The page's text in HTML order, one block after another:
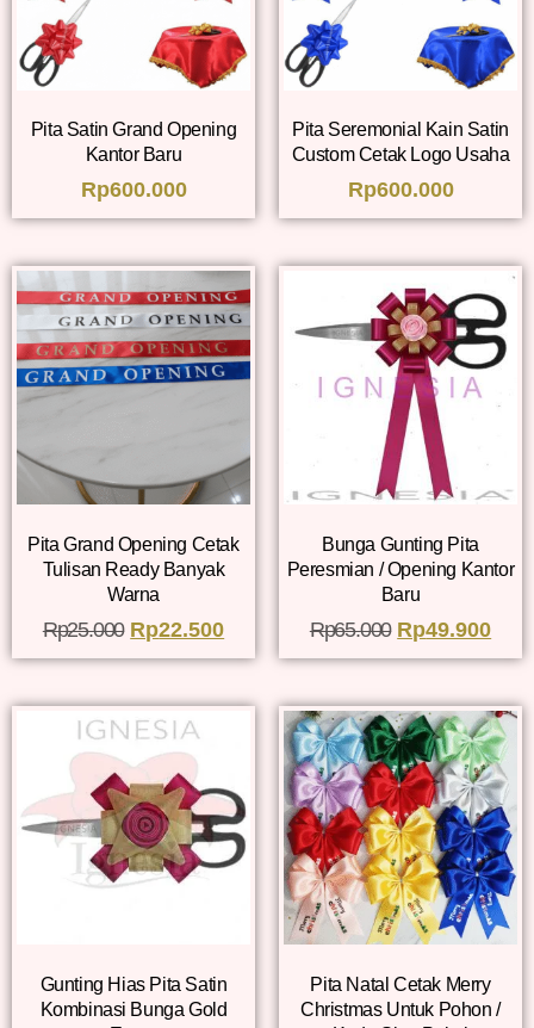
Pita Satin Grand Opening
Kantor Baru
Rp600.000
Pita Seremonial Kain Satin
Custom Cetak Logo Usaha
Rp600.000
Pita Grand Opening Cetak
Tulisan Ready Banyak
Warna
Rp25.000 Rp22.500
Bunga Gunting Pita
Peresmian / Opening Kantor
Baru
Rp65.000 Rp49.900
Gunting Hias Pita Satin
Kombinasi Bunga Gold
Pita Natal Cetak Merry
Christmas Untuk Pohon /